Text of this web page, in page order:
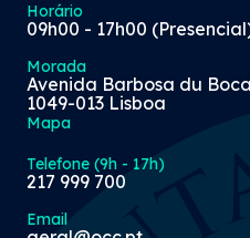
Horário
09h00 - 17h00
Morada
Avenida Barbosa du
1049-013 Lisboa
Mapa
Telefone (9h - 17h)
217 999 700
Email